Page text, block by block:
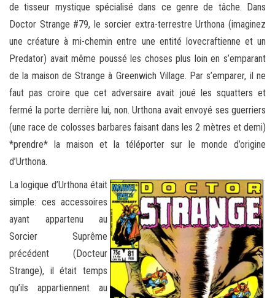
de tisseur mystique spécialisé dans ce genre de tâche. Dans
Doctor Strange #79, le sorcier extra-terrestre Urthona (imaginez
une créature à mi-chemin entre une entité lovecraftienne et un
Predator) avait même poussé les choses plus loin en s’emparant
de la maison de Strange à Greenwich Village. Par s’emparer, il ne
faut pas croire que cet adversaire avait joué les squatters et
fermé la porte derrière lui, non. Urthona avait envoyé ses guerriers
(une race de colosses barbares faisant dans les 2 mètres et demi)
*prendre* la maison et la téléporter sur le monde d’origine
d’Urthona.
La logique d’Urthona était
simple: ces accessoires
ayant appartenu au
Sorcier Suprême
précédent (Docteur
Strange), il était temps
qu’ils appartiennent au